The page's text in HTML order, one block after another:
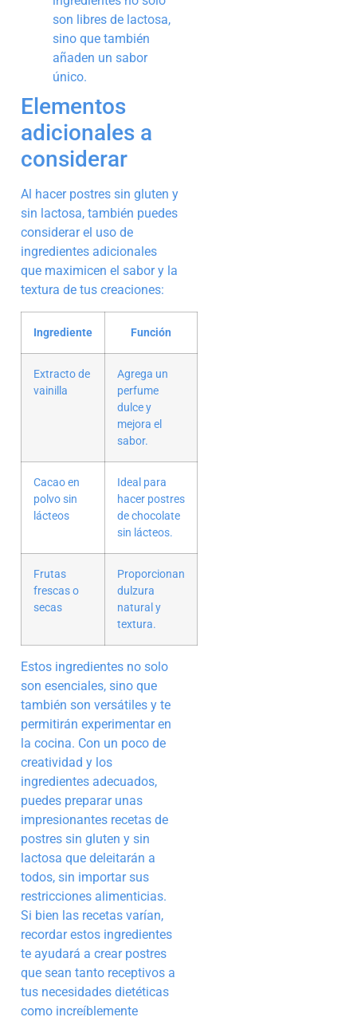
son libres de lactosa,
sino que también
añaden un sabor
único.
Elementos
adicionales a
considerar
Al hacer postres sin gluten y
sin lactosa, también puedes
considerar el uso de
ingredientes adicionales
que maximicen el sabor y la
textura de tus creaciones:
Ingrediente Función
Extracto de
vainilla
Agrega un
perfume
dulce y
mejora el
sabor.
Cacao en
polvo sin
lácteos
Ideal para
hacer postres
de chocolate
sin lácteos.
Frutas
frescas o
secas
Proporcionan
dulzura
natural y
textura.
Estos ingredientes no solo
son esenciales, sino que
también son versátiles y te
permitirán experimentar en
la cocina. Con un poco de
creatividad y los
ingredientes adecuados,
puedes preparar unas
impresionantes recetas de
postres sin gluten y sin
lactosa que deleitarán a
todos, sin importar sus
restricciones alimenticias.
Si bien las recetas varían,
recordar estos ingredientes
te ayudará a crear postres
que sean tanto receptivos a
tus necesidades dietéticas
como increíblemente